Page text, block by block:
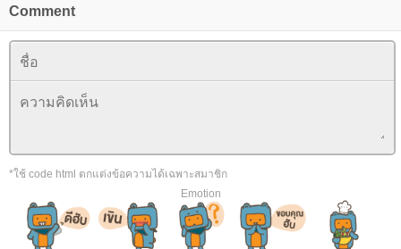
Comment
*ใช้ code html ตกแต่งข้อความได้เฉพาะสมาชิก
Emotion